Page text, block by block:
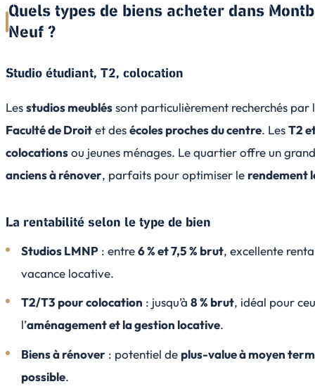
Quels types de biens acheter dans
Neuf ?
Studio étudiant, T2, colocation
Lesstudios meubléssont particulièrement recherchés par
Faculté de Droitet desécoles proches du centre. LesT2
colocationsou jeunes ménages. Le quartier offre un
anciens à rénover, parfaits pour optimiser le rendement
La rentabilité selon le type de bien
Studios LMNP : entre6 % et 7,5 % brut, excellente
vacance locative.
T2/T3 pour colocation : jusqu’à8 % brut, idéal pour
l’aménagement et la gestion locative.
Biens à rénover : potentiel de plus-value à moyen
possible.